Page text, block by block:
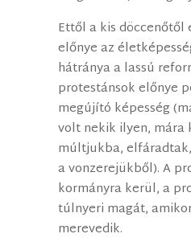
Ettől a kis
előnye az
hátránya a lassú
protestánsok előnye
megújító képesség
volt nekik ilyen,
múltjukba,
a vonzerejükből). A
kormányra kerül, a
túlnyeri magát,
merevedik.